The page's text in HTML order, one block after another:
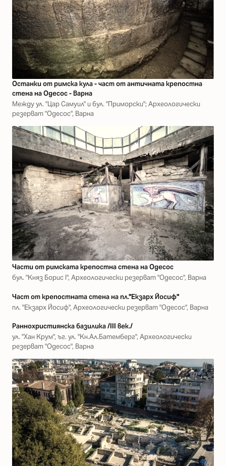
Останки от римска кула - част от античната крепостна
стена на Одесос - Варна
Между ул. "Цар Самуил" и бул. "Приморски"; Археологически
резерват "Одесос", Варна
Части от римската крепостна стена на Одесос
бул. "Княз Борис I", Археологически резерват "Одесос", Варна
Част от крепостната стена на пл."Екзарх Йосиф"
пл. "Екзарх Йосиф", Археологически резерват "Одесос", Варна
Раннохристиянска базилика /ІІІ век./
ул. "Хан Крум", ъг. ул. "Кн.Ал.Батемберг", Археологически
резерват "Одесос", Варна